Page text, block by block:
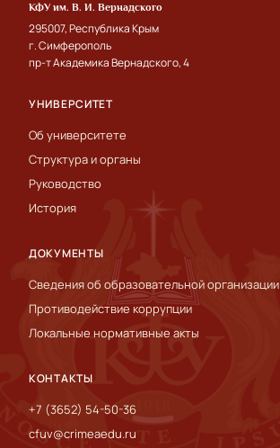
КФУ им. В. И. Вернадского
295007, Республика Крым
г. Симферополь
пр-т Академика Вернадского, 4
УНИВЕРСИТЕТ
Об университете
Структура и органы
Руководство
История
ДОКУМЕНТЫ
Сведения об образовательной организации
Противодействие коррупции
Локальные нормативные акты
КОНТАКТЫ
+7 (3652) 54-50-36
cfuv@crimeaedu.ru